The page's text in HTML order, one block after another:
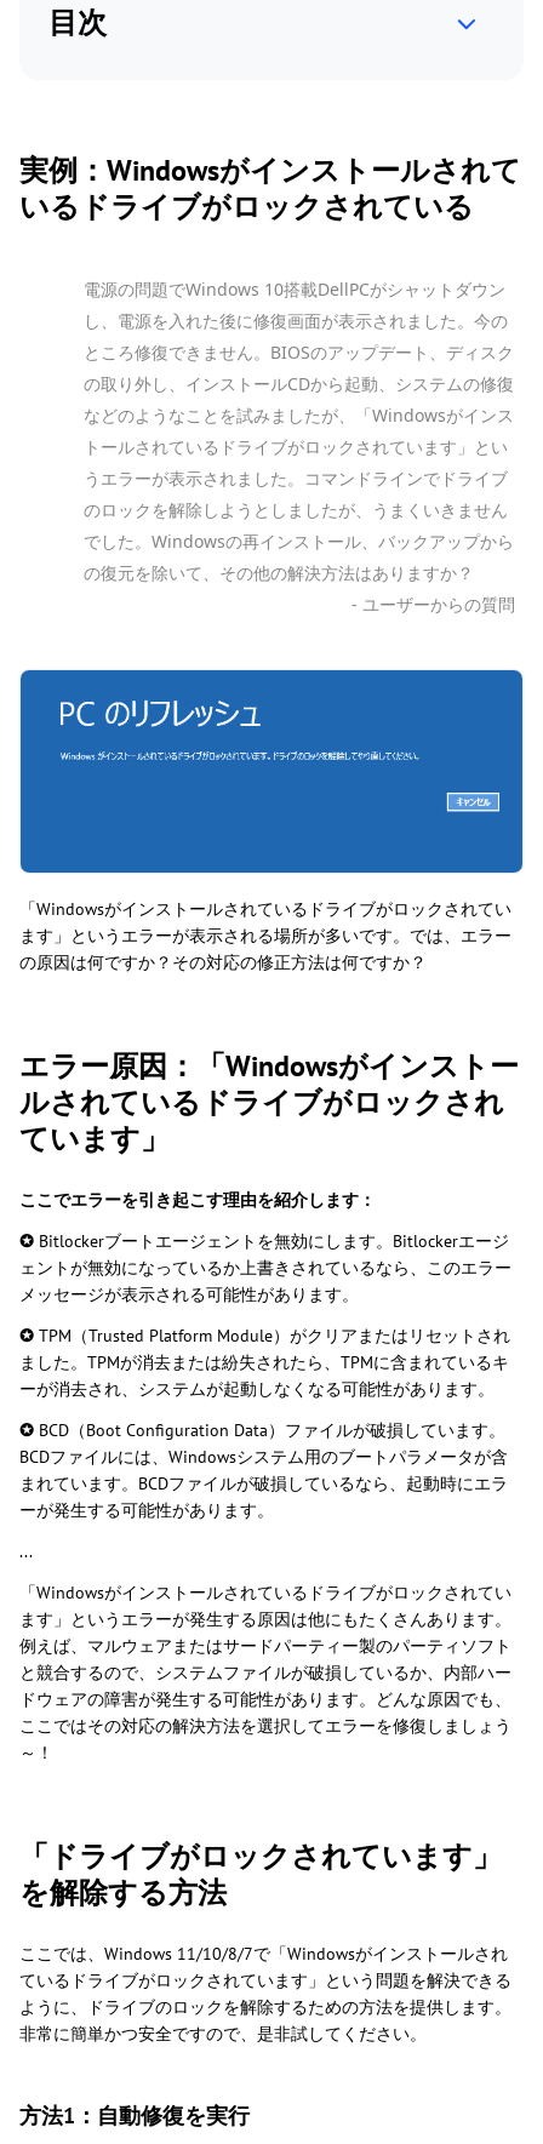
目次
実例：Windowsがインストールされて
いるドライブがロックされている
電源の問題でWindows 10搭載DellPCがシャットダウン
し、電源を入れた後に修復画面が表示されました。今の
ところ修復できません。BIOSのアップデート、ディスク
の取り外し、インストールCDから起動、システムの修復
などのようなことを試みましたが、「Windowsがインス
トールされているドライブがロックされています」とい
うエラーが表示されました。コマンドラインでドライブ
のロックを解除しようとしましたが、うまくいきません
でした。Windowsの再インストール、バックアップから
の復元を除いて、その他の解決方法はありますか？
- ユーザーからの質問
「Windowsがインストールされているドライブがロックされてい
ます」というエラーが表示される場所が多いです。では、エラー
の原因は何ですか？その対応の修正方法は何ですか？
エラー原因：「Windowsがインストー
ルされているドライブがロックされ
ています」
ここでエラーを引き起こす理由を紹介します：
✪ Bitlockerブートエージェントを無効にします。Bitlockerエージ
ェントが無効になっているか上書きされているなら、このエラー
メッセージが表示される可能性があります。
✪ TPM（Trusted Platform Module）がクリアまたはリセットされ
ました。TPMが消去または紛失されたら、TPMに含まれているキ
ーが消去され、システムが起動しなくなる可能性があります。
✪ BCD（Boot Configuration Data）ファイルが破損しています。
BCDファイルには、Windowsシステム用のブートパラメータが含
まれています。BCDファイルが破損しているなら、起動時にエラ
ーが発生する可能性があります。
...
「Windowsがインストールされているドライブがロックされてい
ます」というエラーが発生する原因は他にもたくさんあります。
例えば、マルウェアまたはサードパーティー製のパーティソフト
と競合するので、システムファイルが破損しているか、内部ハー
ドウェアの障害が発生する可能性があります。どんな原因でも、
ここではその対応の解決方法を選択してエラーを修復しましょう
～！
「ドライブがロックされています」
を解除する方法
ここでは、Windows 11/10/8/7で「Windowsがインストールされ
ているドライブがロックされています」という問題を解決できる
ように、ドライブのロックを解除するための方法を提供します。
非常に簡単かつ安全ですので、是非試してください。
方法1：自動修復を実行